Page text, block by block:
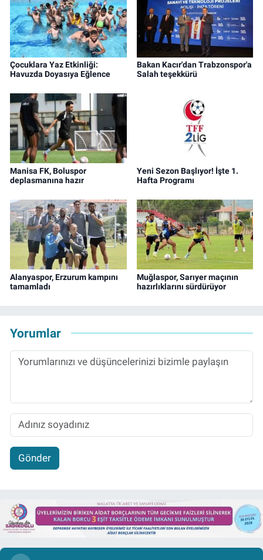
Çocuklara Yaz Etkinliği:
Havuzda Doyasıya Eğlence
Bakan Kacır'dan Trabzonspor'a
Salah teşekkürü
Manisa FK, Boluspor
deplasmanına hazır
Yeni Sezon Başlıyor! İşte 1.
Hafta Programı
Alanyaspor, Erzurum kampını
tamamladı
Muğlaspor, Sarıyer maçının
hazırlıklarını sürdürüyor
Yorumlar
Gönder